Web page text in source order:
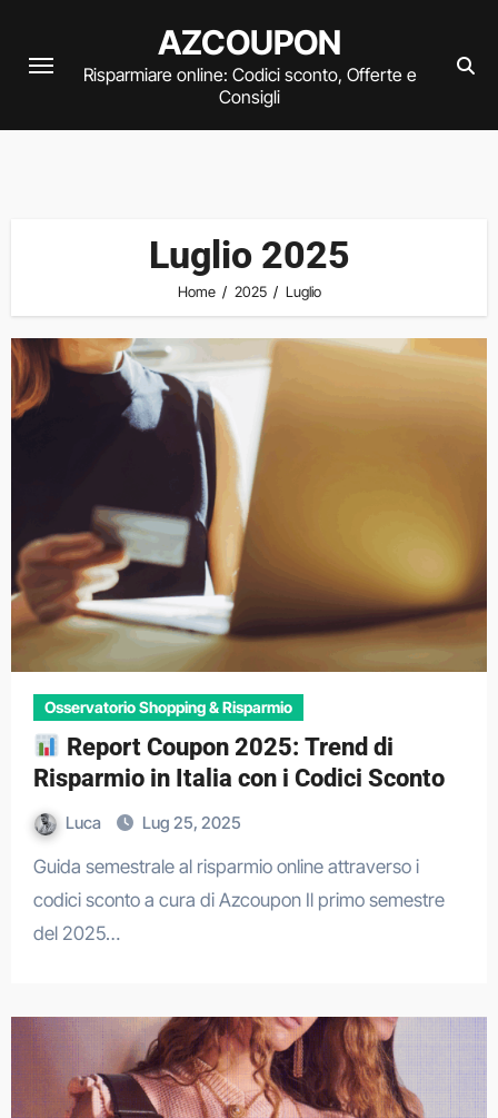
contenuto
AZCOUPON
Risparmiare online: Codici sconto, Offerte e
Consigli
Luglio 2025
Home 2025 Luglio
Osservatorio Shopping & Risparmio
Report Coupon 2025: Trend di
Risparmio in Italia con i Codici Sconto
Luca Lug 25, 2025
Guida semestrale al risparmio online attraverso i
codici sconto a cura di Azcoupon Il primo semestre
del 2025…